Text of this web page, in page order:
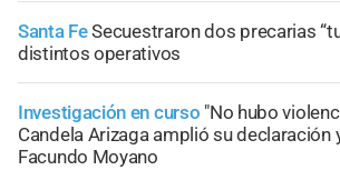
Santa FeSecuestraron dos precarias
distintos operativos
Investigación en curso "No hubo
Candela Arizaga amplió su declaración
Facundo Moyano